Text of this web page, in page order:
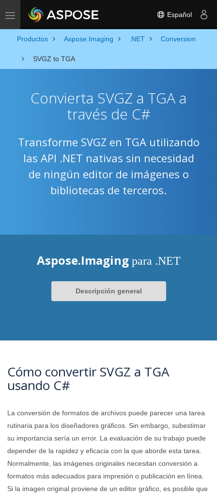
Toggle navigation Español
Productos Aspose.Imaging .NET Conversion
SVGZ to TGA
Convierta SVGZ a TGA a
través de C#
Transforme SVGZ en TGA utilizando
las API .NET nativas sin necesidad
de ningún editor de imágenes o
bibliotecas de terceros.
Aspose.Imaging para .NET
Descripción general
Cómo convertir SVGZ a TGA
usando C#
La conversión de formatos de archivos puede parecer una tarea
rutinaria para los diseñadores gráficos. Sin embargo, subestimar
su importancia sería un error. La evaluación de su trabajo puede
depender de la rapidez y eficacia con la que aborde esta tarea.
Normalmente, las imágenes originales necesitan conversión a
formatos más adecuados para impresión o publicación en línea.
Si la imagen original proviene de un editor gráfico, es posible que